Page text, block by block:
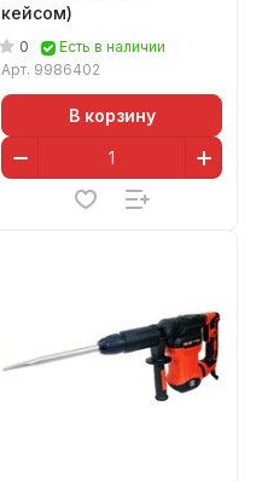
кейсом)
0
Есть в наличии
Арт. 9986402
В корзину